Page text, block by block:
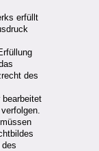
erfüllt
des